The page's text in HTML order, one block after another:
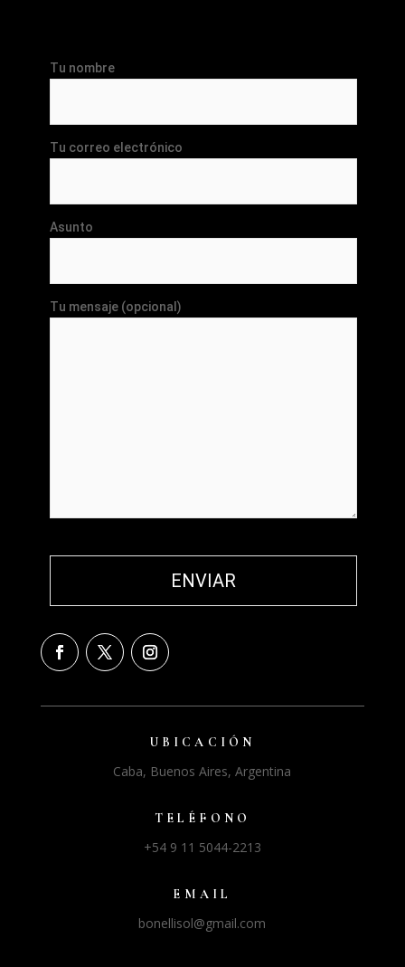
Tu nombre
Tu correo electrónico
Asunto
Tu mensaje (opcional)
UBICACIÓN
Caba, Buenos Aires, Argentina
TELÉFONO
+54 9 11 5044-2213
EMAIL
bonellisol@gmail.com